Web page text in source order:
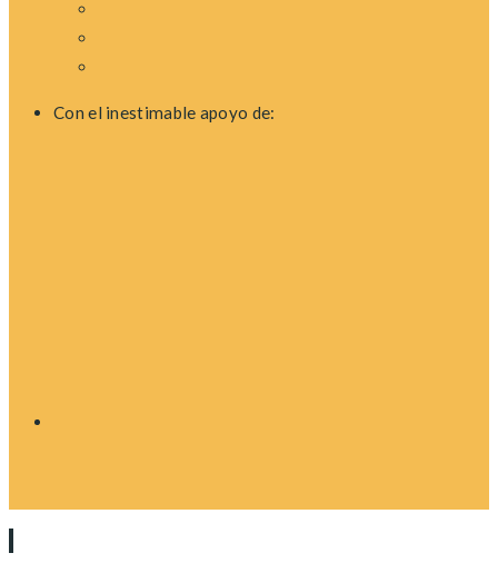
Con el inestimable apoyo de: